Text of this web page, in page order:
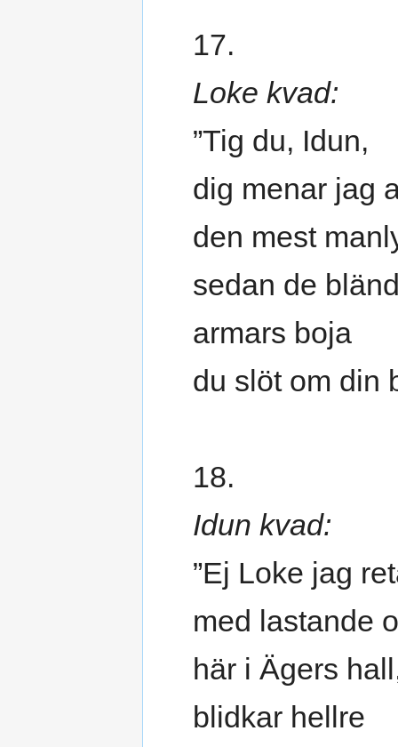
17.
Loke kvad:
”Tig du, Idun,
dig menar jag
den mest
sedan de
armars boja
du slöt om din
18.
Idun kvad:
”Ej Loke jag
med lastande
här i Ägers
blidkar hellre